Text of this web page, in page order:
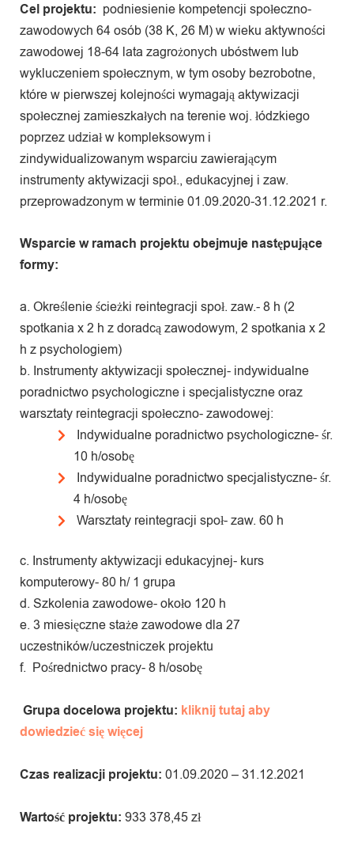
Cel projektu: podniesienie kompetencji społeczno-
zawodowych 64 osób (38 K, 26 M) w wieku aktywności
zawodowej 18-64 lata zagrożonych ubóstwem lub
wykluczeniem społecznym, w tym osoby bezrobotne,
które w pierwszej kolejności wymagają aktywizacji
społecznej zamieszkałych na terenie woj. łódzkiego
poprzez udział w kompleksowym i
zindywidualizowanym wsparciu zawierającym
instrumenty aktywizacji społ., edukacyjnej i zaw.
przeprowadzonym w terminie 01.09.2020-31.12.2021 r.
Wsparcie w ramach projektu obejmuje następujące
formy:
a. Określenie ścieżki reintegracji społ. zaw.- 8 h (2
spotkania x 2 h z doradcą zawodowym, 2 spotkania x 2
h z psychologiem)
b. Instrumenty aktywizacji społecznej- indywidualne
poradnictwo psychologiczne i specjalistyczne oraz
warsztaty reintegracji społeczno- zawodowej:
Indywidualne poradnictwo psychologiczne- śr.
10 h/osobę
Indywidualne poradnictwo specjalistyczne- śr.
4 h/osobę
Warsztaty reintegracji społ- zaw. 60 h
c. Instrumenty aktywizacji edukacyjnej- kurs
komputerowy- 80 h/ 1 grupa
d. Szkolenia zawodowe- około 120 h
e. 3 miesięczne staże zawodowe dla 27
uczestników/uczestniczek projektu
f. Pośrednictwo pracy- 8 h/osobę
Grupa docelowa projektu: kliknij tutaj aby
dowiedzieć się więcej
Czas realizacji projektu: 01.09.2020 – 31.12.2021
Wartość projektu: 933 378,45 zł